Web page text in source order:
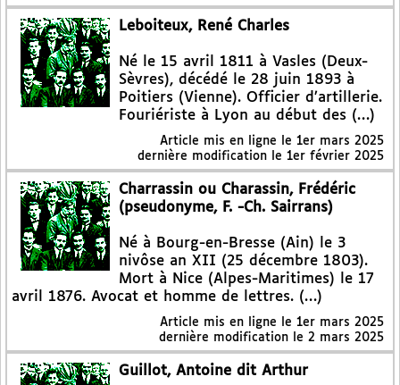
Leboiteux, René Charles
Né le 15 avril 1811 à Vasles (Deux-
Sèvres), décédé le 28 juin 1893 à
Poitiers (Vienne). Officier d’artillerie.
Fouriériste à Lyon au début des (…)
Article mis en ligne le 1er mars 2025
dernière modification le 1er février 2025
Charrassin ou Charassin, Frédéric
(pseudonyme, F. -Ch. Sairrans)
Né à Bourg-en-Bresse (Ain) le 3
nivôse an XII (25 décembre 1803).
Mort à Nice (Alpes-Maritimes) le 17
avril 1876. Avocat et homme de lettres. (…)
Article mis en ligne le 1er mars 2025
dernière modification le 2 mars 2025
Guillot, Antoine dit Arthur